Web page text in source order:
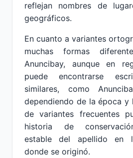
reflejan nombres de
geográficos.
En cuanto a variantes
muchas formas
Anuncibay, aunque en
puede encontrarse
similares, como
dependiendo de la época y
de variantes frecuentes
historia de
estable del apellido en
donde se originó.